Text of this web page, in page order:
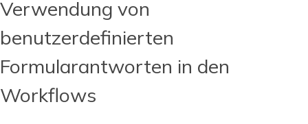
Verwendung von
benutzerdefinierten
Formularantworten in den
Workflows